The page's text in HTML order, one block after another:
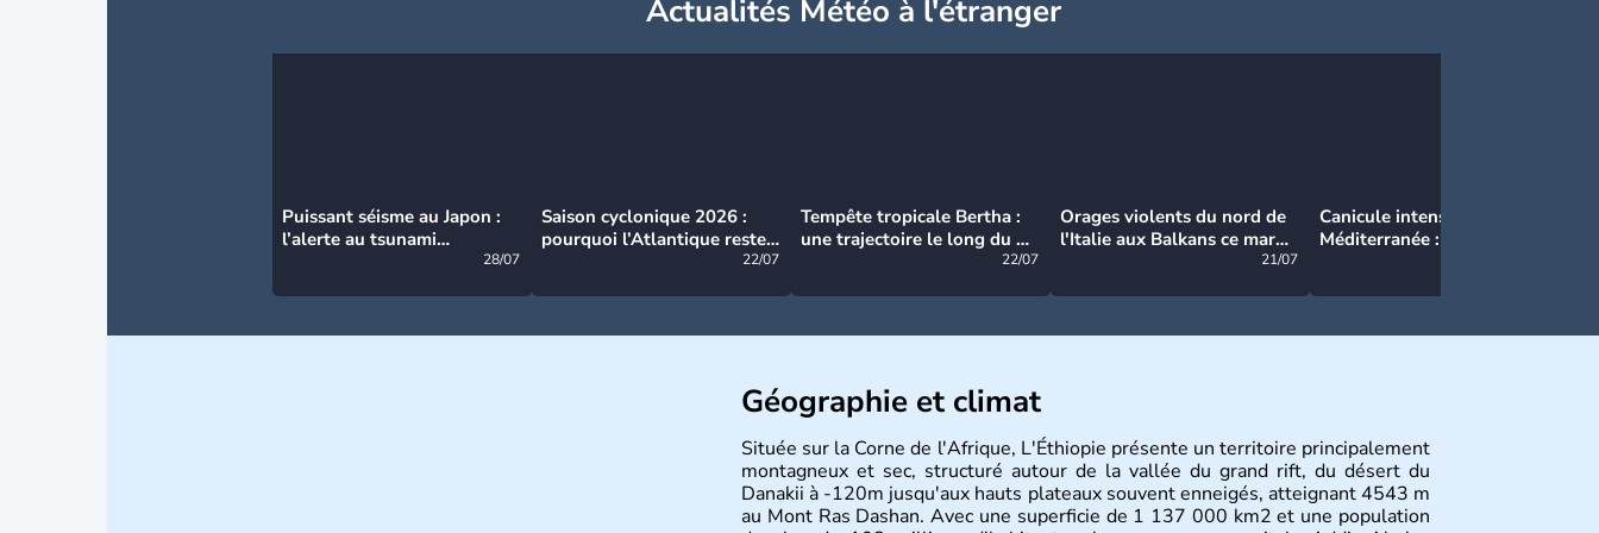
Actualités Météo à l'étranger
Puissant séisme au Japon :
l’alerte au tsunami
28/07
Saison cyclonique 2026 :
pourquoi l’Atlantique reste
22/07
Tempête tropicale Bertha :
une trajectoire le long du du
22/07
Orages violents du nord de
l'Italie aux Balkans ce mardi
21/07
Canicule intense en
Méditerranée : près de 50°C
Géographie et climat
Située sur la Corne de l'Afrique, L'Éthiopie présente un territoire principalement
montagneux et sec, structuré autour de la vallée du grand rift, du désert du
Danakii à -120m jusqu'aux hauts plateaux souvent enneigés, atteignant 4543 m
au Mont Ras Dashan. Avec une superficie de 1 137 000 km2 et une population